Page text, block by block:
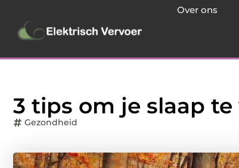
Over ons
3 tips om je slaap
Gezondheid